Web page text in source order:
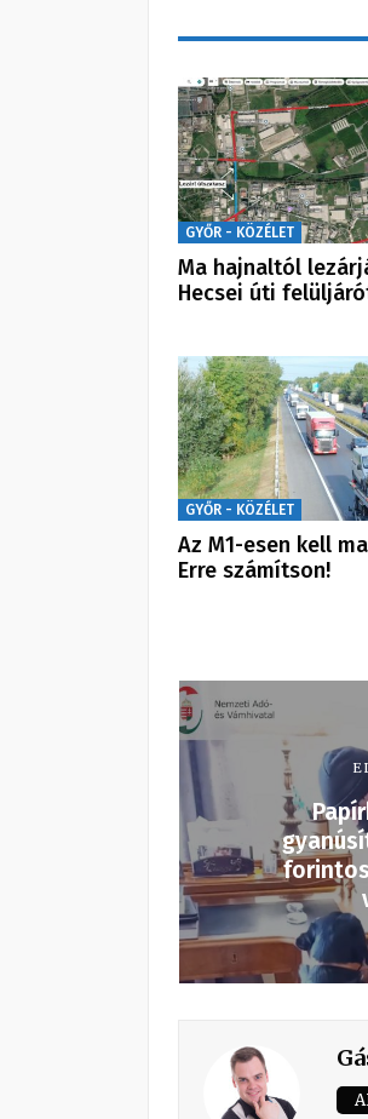
GYŐR - KÖZÉLET
Ma hajnaltól
Hecsei úti
GYŐR - KÖZÉLET
Az M1-esen kell
Erre számítson!